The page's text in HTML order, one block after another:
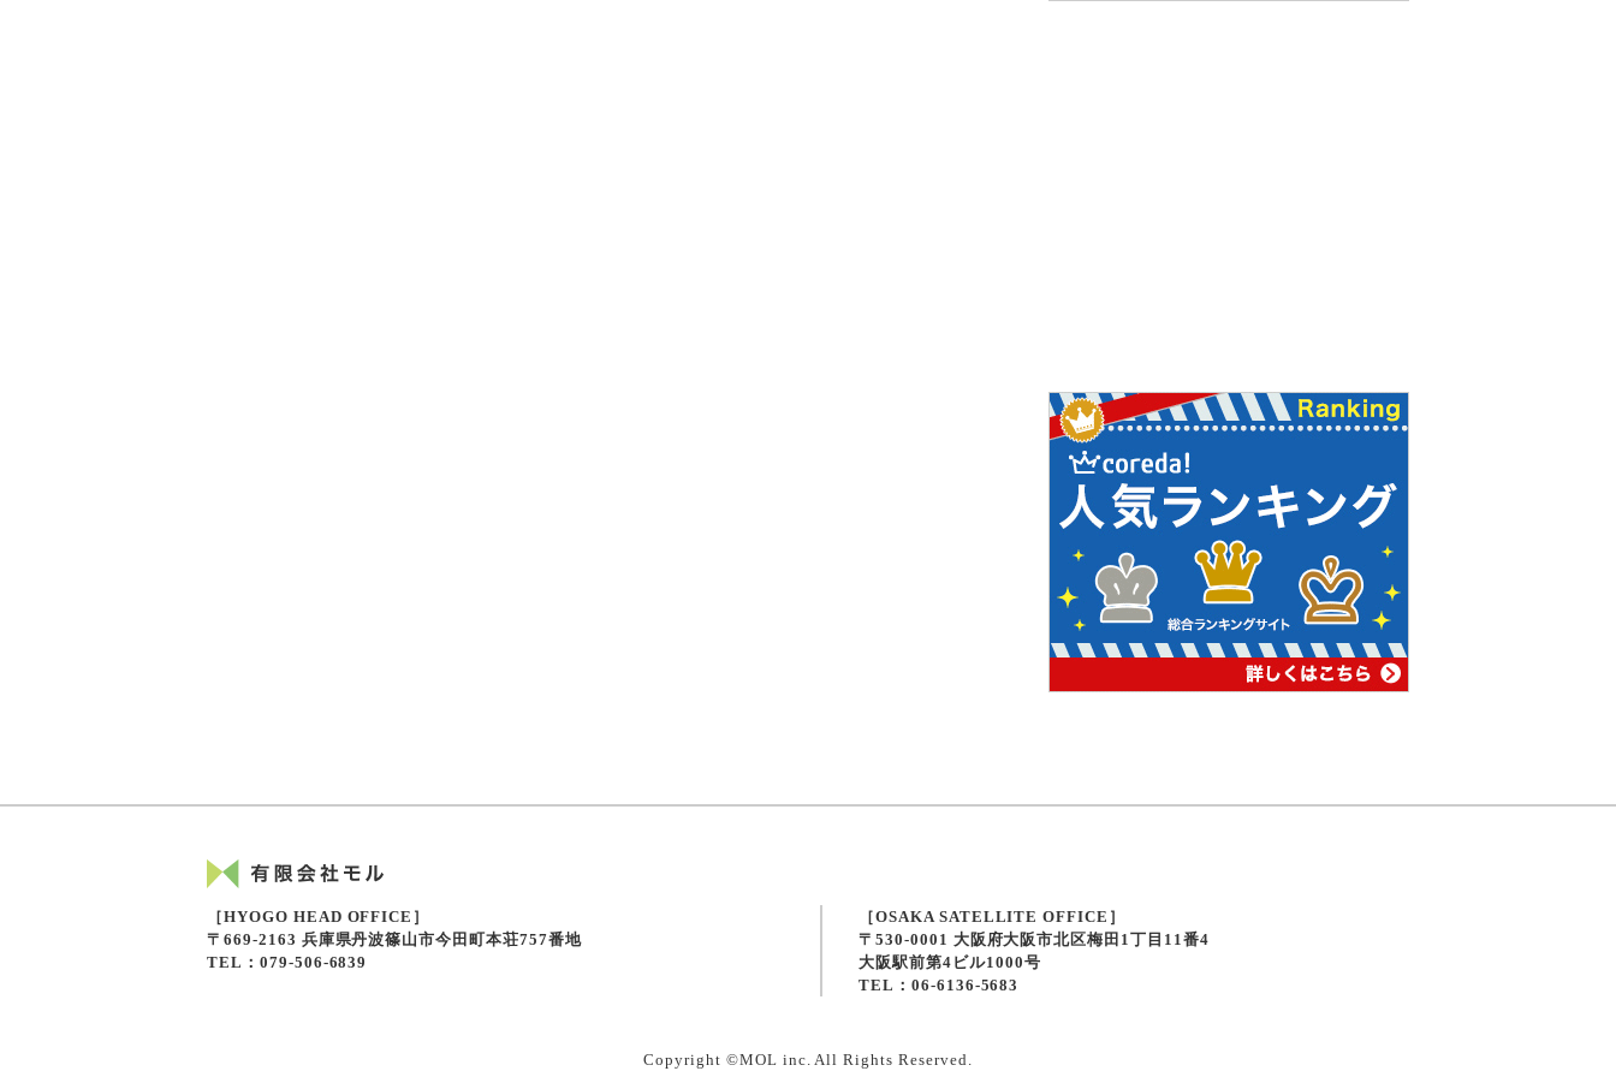
［HYOGO HEAD OFFICE］
〒669-2163 兵庫県丹波篠山市今田町本荘757番地
TEL：079-506-6839
［OSAKA SATELLITE OFFICE］
〒530-0001 大阪府大阪市北区梅田1丁目11番4
大阪駅前第4ビル1000号
TEL：06-6136-5683
Copyright ©MOL inc. All Rights Reserved.